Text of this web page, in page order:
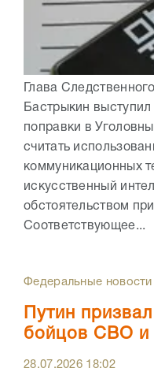
Глава
Бастрыкин выступил
поправки в
считать
коммуникационных
искусственный
обстоятельством
Соответствующее...
Федеральные новости
Путин
бойцов СВО и
28.07.2026 18:02